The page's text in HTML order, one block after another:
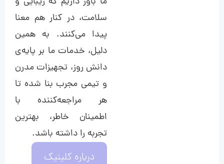
سلامت، در کنار هم معنا
پیدا می‌کنند. به همین
دلیل، خدمات ما بر پایه‌ی
دانش روز، تجهیزات مدرن
و تیمی مجرب بنا شده تا
هر مراجعه‌کننده با
اطمینان خاطر، بهترین
تجربه را داشته باشد.
درباره کلینیک